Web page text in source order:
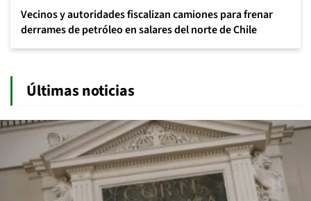
Vecinos y autoridades fiscalizan camiones para frenar
derrames de petróleo en salares del norte de Chile
Últimas noticias